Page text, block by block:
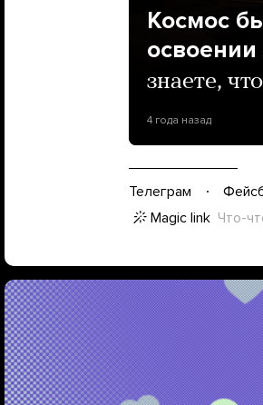
Космос
знаете,
4 года назад
Телеграм
Magic link Что-